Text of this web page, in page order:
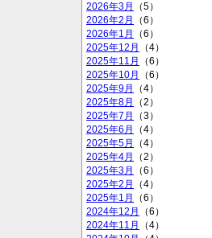
2026年3月
（5）
2026年2月
（6）
2026年1月
（6）
2025年12月
（4）
2025年11月
（6）
2025年10月
（6）
2025年9月
（4）
2025年8月
（2）
2025年7月
（3）
2025年6月
（4）
2025年5月
（4）
2025年4月
（2）
2025年3月
（6）
2025年2月
（4）
2025年1月
（6）
2024年12月
（6）
2024年11月
（4）